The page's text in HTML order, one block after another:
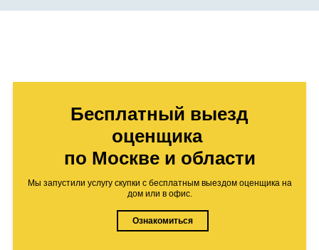
Бесплатный выезд
оценщика
по Москве и области
Мы запустили услугу скупки с бесплатным выездом оценщика на
дом или в офис.
Ознакомиться